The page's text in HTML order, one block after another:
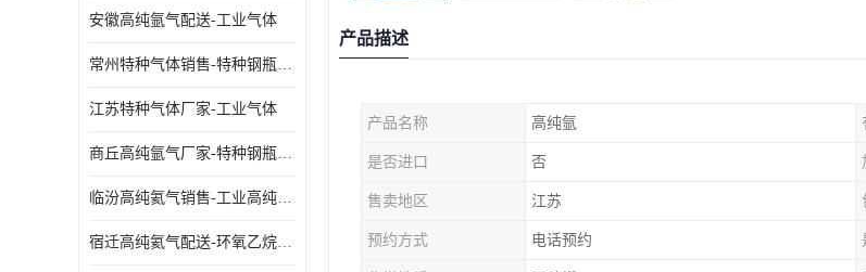
安徽高纯氩气配送-工业气体
常州特种气体销售-特种钢瓶年检配件销售
江苏特种气体厂家-工业气体
商丘高纯氩气厂家-特种钢瓶年检配件销售
临汾高纯氦气销售-工业高纯氦气
宿迁高纯氦气配送-环氧乙烷灭菌剂
产品描述
产品名称 高纯氩
是否进口 否
售卖地区 江苏
预约方式 电话预约